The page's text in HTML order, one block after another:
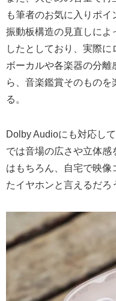
も筆者のお気に入りポイ
振動板構造の見直しによ
したとしており、実際
ボーカルや各楽器の分
ら、音楽鑑賞そのもの
る。
Dolby Audioにも対応し
では音場の広さや立体
はもちろん、自宅で映像
たイヤホンと言えるだろ